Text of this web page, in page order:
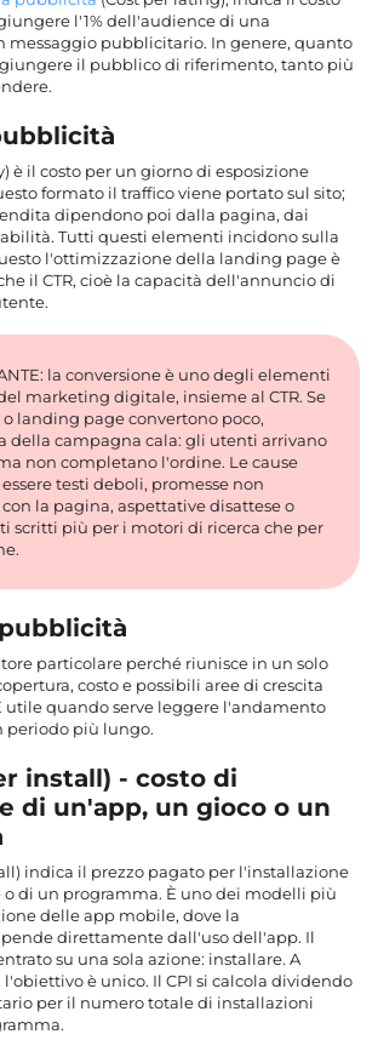
l'1% dell'audience di una
messaggio pubblicitario. In genere, quanto
il pubblico di riferimento, tanto più
è il costo per un giorno di esposizione
formato il traffico viene portato sul sito;
dipendono poi dalla pagina, dai
Tutti questi elementi incidono sulla
l'ottimizzazione della landing page è
il CTR, cioè la capacità dell'annuncio di
la conversione è uno degli elementi
marketing digitale, insieme al CTR. Se
landing page convertono poco,
della campagna cala: gli utenti arrivano
non completano l'ordine. Le cause
essere testi deboli, promesse non
la pagina, aspettative disattese o
scritti più per i motori di ricerca che per
particolare perché riunisce in un solo
costo e possibili aree di crescita
utile quando serve leggere l'andamento
periodo più lungo.
install) - costo di
di un'app, un gioco o un
indica il prezzo pagato per l'installazione
di un programma. È uno dei modelli più
delle app mobile, dove la
direttamente dall'uso dell'app. Il
su una sola azione: installare. A
l'obiettivo è unico. Il CPI si calcola dividendo
per il numero totale di installazioni